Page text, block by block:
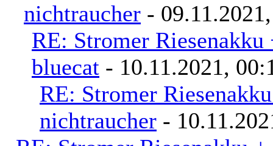
nichtraucher -
RE: Stromer
bluecat - 10.11.2021,
RE: Stromer
nichtraucher -